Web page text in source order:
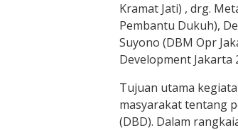
Kramat Jati) , drg.
Pembantu Dukuh),
Suyono (DBM Opr
Development Jakarta
Tujuan utama
masyarakat tentang
(DBD). Dalam